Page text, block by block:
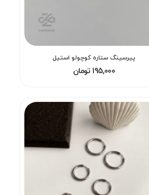
پیرسینگ ستاره کوچولو استیل
195,000 تومان